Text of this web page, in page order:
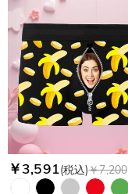
￥3,591(税込)￥7,200